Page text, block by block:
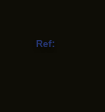
Ref: